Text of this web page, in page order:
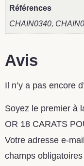
Références
CHAIN0340,
Avis
Il n’y a pas encore
Soyez le premier à
OR 18 CARATS
Votre adresse e-
champs